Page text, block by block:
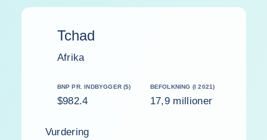
Tchad
Afrika
BNP PR. INDBYGGER ($)
$982.4
BEFOLKNING (I 2021)
17,9 millioner
Vurdering